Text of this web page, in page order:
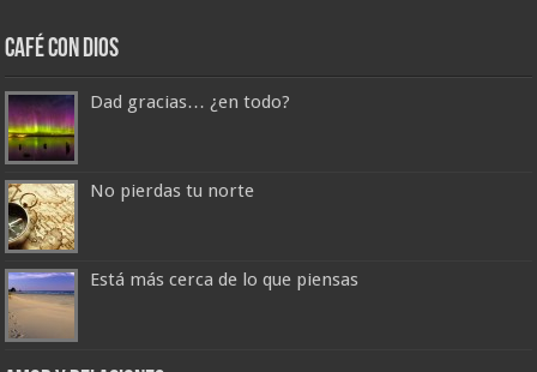
Café con Dios
Dad gracias… ¿en todo?
No pierdas tu norte
Está más cerca de lo que piensas